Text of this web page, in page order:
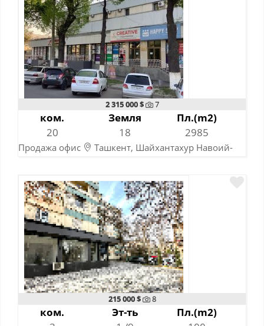
2 315 000 $ 7
ком.
20
Земля
18
Пл.(m2)
2985
Продажа офис
Ташкент, Шайхантахур Навоий-
02-05-2023
215 000 $ 8
ком.
Эт-ть
Пл.(m2)